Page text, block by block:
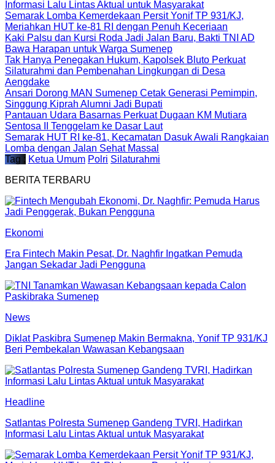
Informasi Lalu Lintas Aktual untuk Masyarakat
Semarak Lomba Kemerdekaan Persit Yonif TP 931/KJ,
Meriahkan HUT ke-81 RI dengan Penuh Keceriaan
Kaki Palsu dan Kursi Roda Jadi Jalan Baru, Bakti TNI AD
Bawa Harapan untuk Warga Sumenep
Tak Hanya Penegakan Hukum, Kapolsek Bluto Perkuat
Silaturahmi dan Pembenahan Lingkungan di Desa
Aengdake
Ansari Dorong MAN Sumenep Cetak Generasi Pemimpin,
Singgung Kiprah Alumni Jadi Bupati
Pantauan Udara Basarnas Perkuat Dugaan KM Mutiara
Sentosa II Tenggelam ke Dasar Laut
Semarak HUT RI ke-81, Kecamatan Dasuk Awali Rangkaian
Lomba dengan Jalan Sehat Massal
Tag : Ketua Umum Polri Silaturahmi
BERITA TERBARU
Ekonomi
Era Fintech Makin Pesat, Dr. Naghfir Ingatkan Pemuda
Jangan Sekadar Jadi Pengguna
News
Diklat Paskibra Sumenep Makin Bermakna, Yonif TP 931/KJ
Beri Pembekalan Wawasan Kebangsaan
Headline
Satlantas Polresta Sumenep Gandeng TVRI, Hadirkan
Informasi Lalu Lintas Aktual untuk Masyarakat